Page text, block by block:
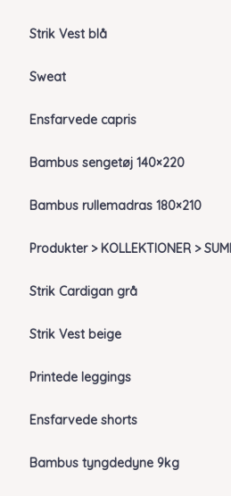
Strik Vest blå
Sweat
Ensfarvede capris
Bambus sengetøj 140×220
Bambus rullemadras 180×210
Produkter > KOLLEKTIONER >
Strik Cardigan grå
Strik Vest beige
Printede leggings
Ensfarvede shorts
Bambus tyngdedyne 9kg